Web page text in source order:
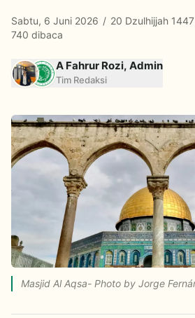
Sabtu, 6 Juni 2026 / 20 Dzulhijjah
740 dibaca
A Fahrur Rozi, Admin
Tim Redaksi
Masjid Al Aqsa- Photo by Jorge